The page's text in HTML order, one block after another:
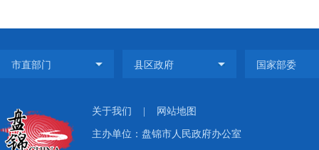
关于我们 网站地图
主办单位：盘锦市人民政府办公室